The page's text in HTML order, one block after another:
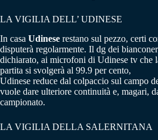
LA VIGILIA DELL’ UDINESE
In casa Udinese restano sul pezzo, certi
disputerà regolarmente. Il dg dei
dichiarato, ai microfoni di Udinese tv che
partita si svolgerà al 99.9 per cento,
Udinese reduce dal colpaccio sul campo
vuole dare ulteriore continuità e, magari,
campionato.
LA VIGILIA DELLA SALERNITANA